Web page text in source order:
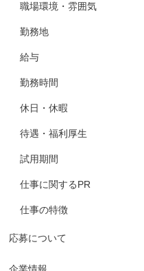
職場環境・雰囲気
勤務地
給与
勤務時間
休日・休暇
待遇・福利厚生
試用期間
仕事に関するPR
仕事の特徴
応募について